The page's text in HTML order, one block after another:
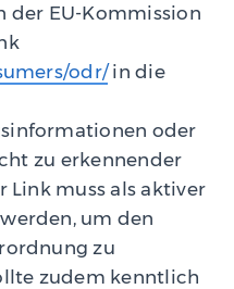
der EU-Kommission
odr/in die
oder
zu erkennender
Link muss als aktiver
um den
zu
zudem kenntlich